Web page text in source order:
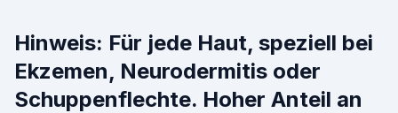
Hinweis: Für jede Haut, speziell bei
Ekzemen, Neurodermitis oder
Schuppenflechte. Hoher Anteil an